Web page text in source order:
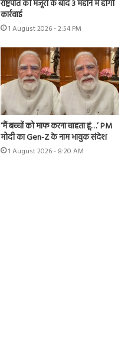
राष्ट्रपति की मंजूरी के बाद 3 महीने में होगी
कार्रवाई
1 August 2026 - 2:54 PM
‘मैं बच्चों को माफ करना चाहता हूं…’ PM
मोदी का Gen-Z के नाम भावुक संदेश
1 August 2026 - 8:20 AM